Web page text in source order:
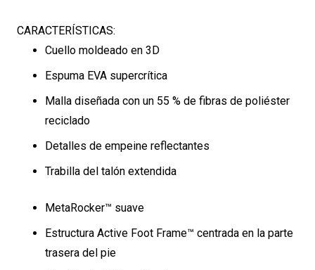
CARACTERÍSTICAS:
Cuello moldeado en 3D
Espuma EVA supercrítica
Malla diseñada con un 55 % de fibras de poliéster
reciclado
Detalles de empeine reflectantes
Trabilla del talón extendida
MetaRocker™ suave
Estructura Active Foot Frame™ centrada en la parte
trasera del pie